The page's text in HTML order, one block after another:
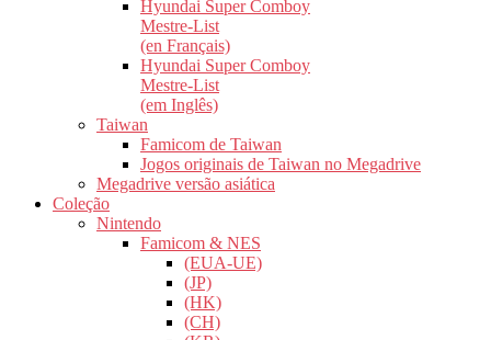
Hyundai Super Comboy
Mestre-List
(en Français)
Hyundai Super Comboy
Mestre-List
(em Inglês)
Taiwan
Famicom de Taiwan
Jogos originais de Taiwan no Megadrive
Megadrive versão asiática
Coleção
Nintendo
Famicom & NES
(EUA-UE)
(JP)
(HK)
(CH)